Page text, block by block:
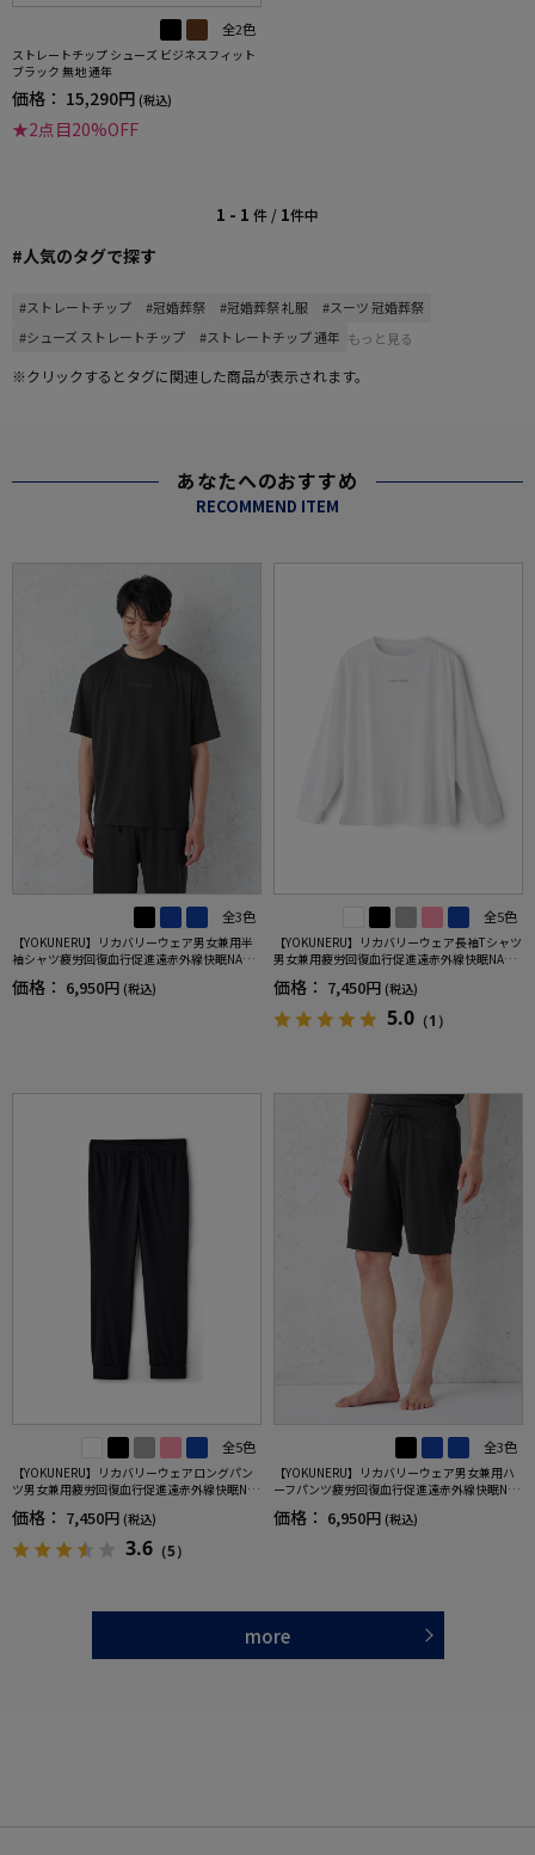
全2色
ストレートチップ シューズ ビジネスフィット
ブラック 無地 通年
価格： 15,290円 (税込)
★2点目20%OFF
1 - 1 件 / 1件中
#人気のタグで探す
#ストレートチップ #冠婚葬祭 #冠婚葬祭 礼服
#スーツ 冠婚葬祭
#シューズ ストレートチップ
#ストレートチップ 通年 もっと見る
※クリックするとタグに関連した商品が表示されます。
あなたへのおすすめ
RECOMMEND ITEM
全3色
【YOKUNERU】リカバリーウェア男女兼用半
袖シャツ疲労回復血行促進遠赤外線快眠NANO
MIX(R)【一般医療機器】SS～LLサイズ
価格： 6,950円 (税込)
全5色
【YOKUNERU】リカバリーウェア長袖Tシャツ
男女兼用疲労回復血行促進遠赤外線快眠NANO
MIX(R)【一般医療機器】SS～LLサイズ
価格： 7,450円 (税込)
5.0 （1）
全5色
【YOKUNERU】リカバリーウェアロングパン
ツ男女兼用疲労回復血行促進遠赤外線快眠NA
NOMIX(R)【一般医療機器】SS～LLサイズ
価格： 7,450円 (税込)
3.6 （5）
全3色
【YOKUNERU】リカバリーウェア男女兼用ハ
ーフパンツ疲労回復血行促進遠赤外線快眠NA
NOMIX(R)【一般医療機器】SS～LLサイズ
価格： 6,950円 (税込)
more